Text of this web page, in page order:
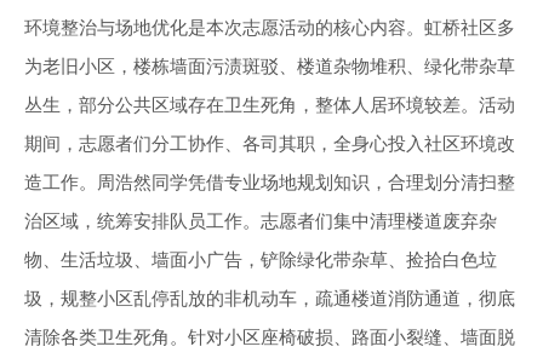
环境整治与场地优化是本次志愿活动的核心内容。虹桥社区多
为老旧小区，楼栋墙面污渍斑驳、楼道杂物堆积、绿化带杂草
丛生，部分公共区域存在卫生死角，整体人居环境较差。活动
期间，志愿者们分工协作、各司其职，全身心投入社区环境改
造工作。周浩然同学凭借专业场地规划知识，合理划分清扫整
治区域，统筹安排队员工作。志愿者们集中清理楼道废弃杂
物、生活垃圾、墙面小广告，铲除绿化带杂草、捡拾白色垃
圾，规整小区乱停乱放的非机动车，疏通楼道消防通道，彻底
清除各类卫生死角。针对小区座椅破损、路面小裂缝、墙面脱